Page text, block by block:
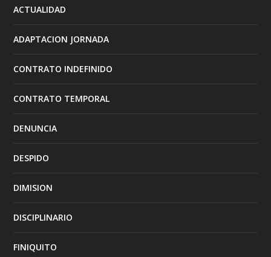
ACTUALIDAD
ADAPTACION JORNADA
CONTRATO INDEFINIDO
CONTRATO TEMPORAL
DENUNCIA
DESPIDO
DIMISION
DISCIPLINARIO
FINIQUITO